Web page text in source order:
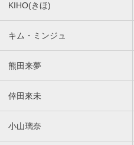
KIHO(きほ)
キム・ミンジュ
熊田来夢
倖田來未
小山璃奈